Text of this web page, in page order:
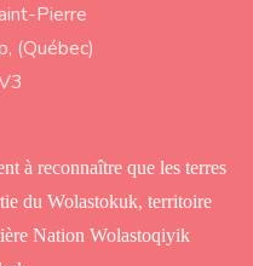
Pierre
(Québec)
à reconnaître que les terres
du Wolastokuk, territoire
Nation Wolastoqiyik